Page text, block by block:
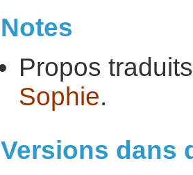
Notes
Propos
Sophie.
Versions dans